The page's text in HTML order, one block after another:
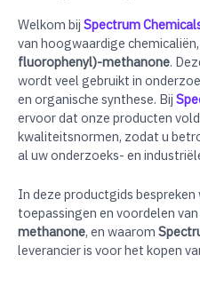
Welkom bij Spectrum
van hoogwaardige
fluorophenyl)-methanone.
wordt veel gebruikt in
en organische synthese. Bij
ervoor dat onze producten
kwaliteitsnormen, zodat u
al uw onderzoeks- en
In deze productgids bespreken
toepassingen en voordelen van
methanone, en waarom
leverancier is voor het kopen